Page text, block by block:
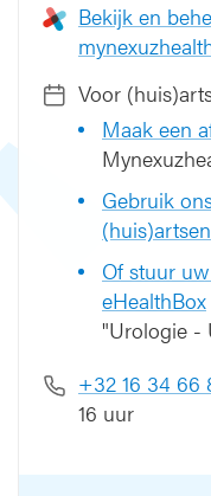
Bekijk en
Voor
Maak een
Gebruik
(huis)artsen
Of stuur
eHealthBox
"Urologie -
+32 16 34 66
16 uur